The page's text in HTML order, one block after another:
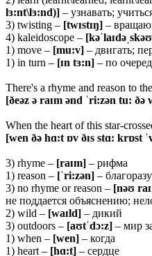
lɜ:nt\lɜ:nd)] – узнавать;
3) twisting – [twɪstɪŋ] –
4) kaleidoscope – [kəˈlaɪdəˌ skəʊ
1) move – [mu:v] – двигать;
1) in turn – [ɪn tɜ:n] – по
There's a rhyme and reason to
[ðeəz ə raɪm ənd ˈri:zən tu: ðə
When the heart of this star-
[wen ðə hɑ:t ɒv ðɪs stɑ: krɒst ˈ
3) rhyme – [raɪm] – рифма
1) reason – [ˈri:zən] –
3) no rhyme or reason – [nəʊ raɪ
не поддается объяснению;
2) wild – [waɪld] – дикий
3) outdoors – [aʊtˈdɔ:z] – мир
1) when – [wen] – когда
1) heart – [hɑ:t] – сердце